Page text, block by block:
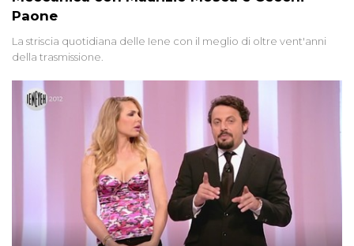
Paone
La striscia quotidiana delle Iene con il meglio di oltre vent'anni
della trasmissione.